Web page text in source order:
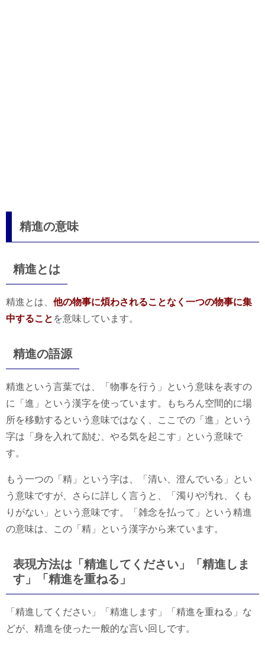
精進の意味
精進とは
精進とは、 他の物事に煩わされることなく一つの物事に集
中すること を意味しています。
精進の語源
精進という言葉では、「物事を行う」という意味を表すの
に「進」という漢字を使っています。もちろん空間的に場
所を移動するという意味ではなく、ここでの「進」という
字は「身を入れて励む、やる気を起こす」という意味で
す。
もう一つの「精」という字は、「清い、澄んでいる」とい
う意味ですが、さらに詳しく言うと、「濁りや汚れ、くも
りがない」という意味です。「雑念を払って」という精進
の意味は、この「精」という漢字から来ています。
表現方法は「精進してください」「精進しま
す」「精進を重ねる」
「精進してください」「精進します」「精進を重ねる」な
どが、精進を使った一般的な言い回しです。